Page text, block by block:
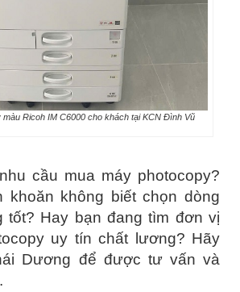
màu Ricoh IM C6000 cho khách tại KCN Đình Vũ
cầu mua máy photocopy?
khoăn không biết chọn dòng
tốt? Hay bạn đang tìm đơn vị
uy tín chất lương? Hãy
Dương để được tư vấn và